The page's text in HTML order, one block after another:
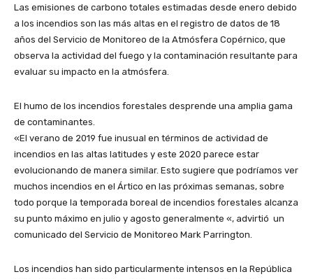
Las emisiones de carbono totales estimadas desde enero debido
a los incendios son las más altas en el registro de datos de 18
años del Servicio de Monitoreo de la Atmósfera Copérnico, que
observa la actividad del fuego y la contaminación resultante para
evaluar su impacto en la atmósfera.
El humo de los incendios forestales desprende una amplia gama
de contaminantes.
«El verano de 2019 fue inusual en términos de actividad de
incendios en las altas latitudes y este 2020 parece estar
evolucionando de manera similar. Esto sugiere que podríamos ver
muchos incendios en el Ártico en las próximas semanas, sobre
todo porque la temporada boreal de incendios forestales alcanza
su punto máximo en julio y agosto generalmente «, advirtió un
comunicado del Servicio de Monitoreo Mark Parrington.
Los incendios han sido particularmente intensos en la República